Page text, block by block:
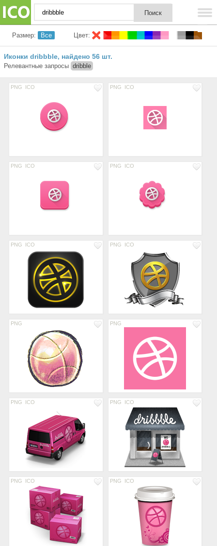
Размер: Все Цвет:
Иконки dribbble, найдено 56 шт.
Релевантные запросы dribble
PNG ICO PNG ICO
PNG ICO PNG ICO
PNG ICO PNG ICO
PNG PNG
PNG ICO PNG ICO
PNG ICO PNG ICO